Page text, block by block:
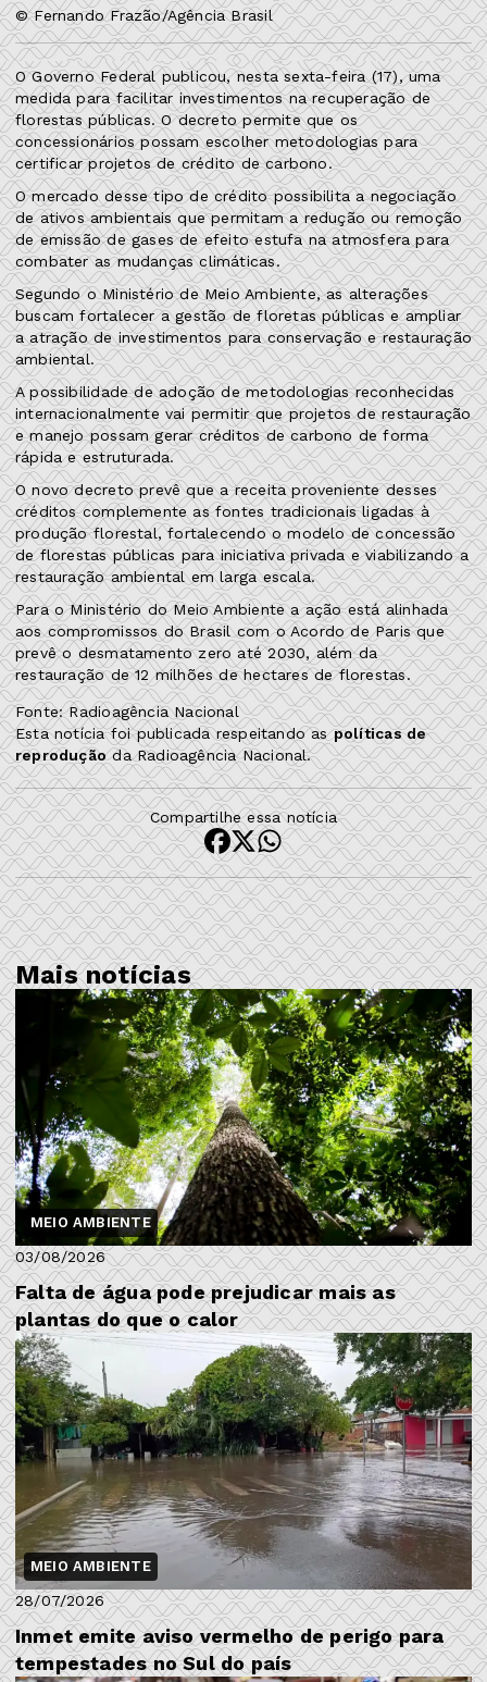
© Fernando Frazão/Agência Brasil
O Governo Federal publicou, nesta sexta-feira (17), uma
medida para facilitar investimentos na recuperação de
florestas públicas. O decreto permite que os
concessionários possam escolher metodologias para
certificar projetos de crédito de carbono.
O mercado desse tipo de crédito possibilita a negociação
de ativos ambientais que permitam a redução ou remoção
de emissão de gases de efeito estufa na atmosfera para
combater as mudanças climáticas.
Segundo o Ministério de Meio Ambiente, as alterações
buscam fortalecer a gestão de floretas públicas e ampliar
a atração de investimentos para conservação e restauração
ambiental.
A possibilidade de adoção de metodologias reconhecidas
internacionalmente vai permitir que projetos de restauração
e manejo possam gerar créditos de carbono de forma
rápida e estruturada.
O novo decreto prevê que a receita proveniente desses
créditos complemente as fontes tradicionais ligadas à
produção florestal, fortalecendo o modelo de concessão
de florestas públicas para iniciativa privada e viabilizando a
restauração ambiental em larga escala.
Para o Ministério do Meio Ambiente a ação está alinhada
aos compromissos do Brasil com o Acordo de Paris que
prevê o desmatamento zero até 2030, além da
restauração de 12 milhões de hectares de florestas.
Fonte: Radioagência Nacional
Esta notícia foi publicada respeitando aspolíticas de
reproduçãoda Radioagência Nacional.
Compartilhe essa notícia
Mais notícias
MEIO AMBIENTE
03/08/2026
Falta de água pode prejudicar mais as
plantas do que o calor
MEIO AMBIENTE
28/07/2026
Inmet emite aviso vermelho de perigo para
tempestades no Sul do país